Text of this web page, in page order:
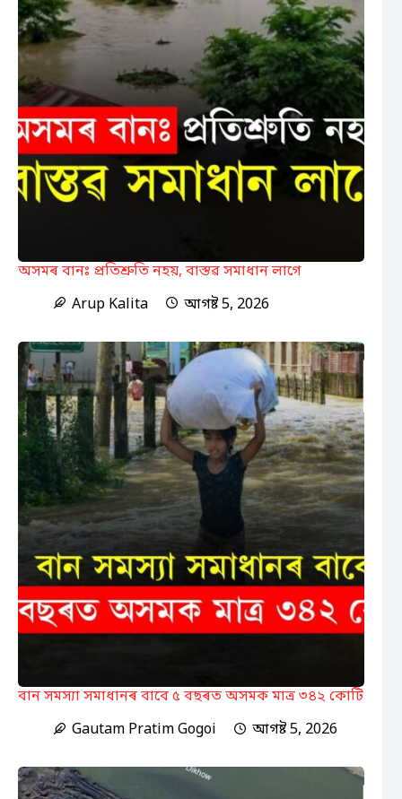
অসমৰ বানঃ প্ৰতিশ্ৰুতি নহয়, বাস্তৱ সমাধান লাগে
Arup Kalita
আগষ্ট 5, 2026
বান সমস্যা সমাধানৰ বাবে ৫ বছৰত অসমক মাত্ৰ ৩৪২ কোটি
Gautam Pratim Gogoi
আগষ্ট 5, 2026